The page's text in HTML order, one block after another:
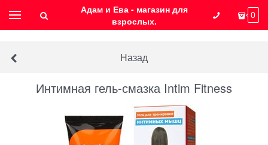
Адам и Ева - магазин для
взрослых.
0
Назад
Интимная гель-смазка Intim Fitness